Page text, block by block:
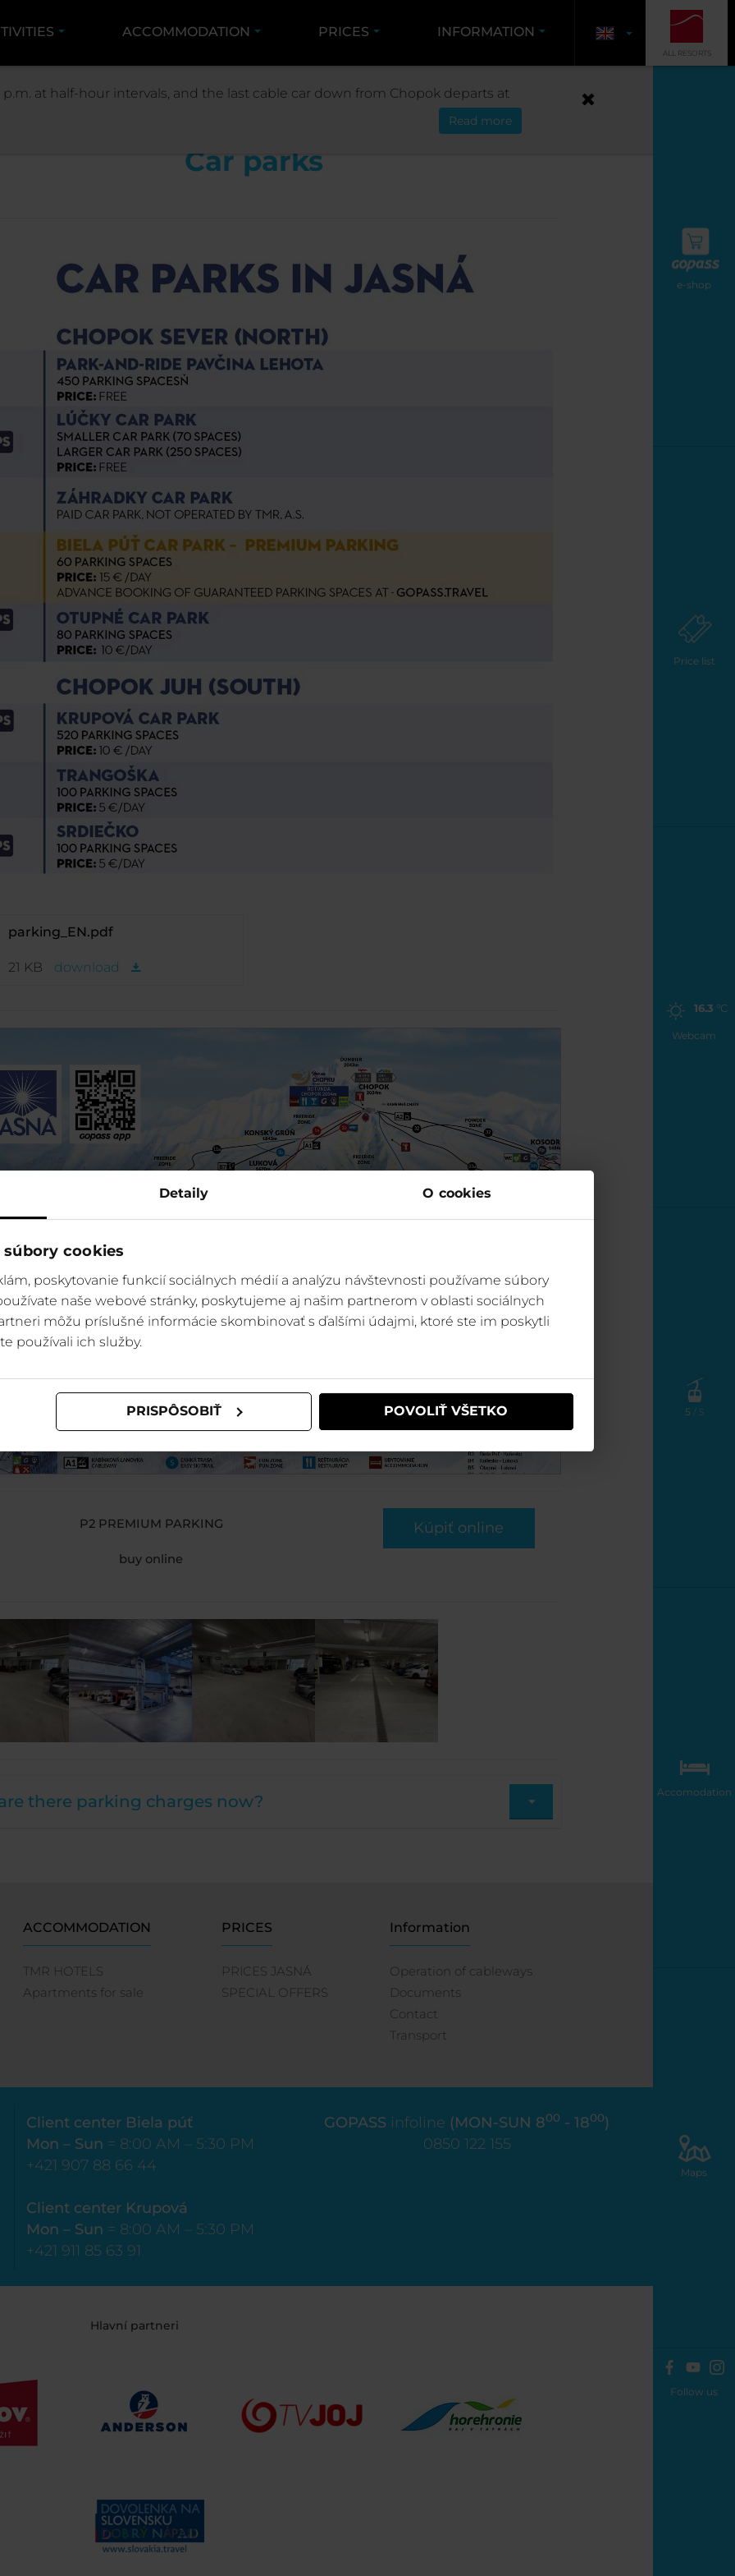
Detaily O cookies
cookies
poskytovanie funkcií sociálnych médií a analýzu návštevnosti používame súbory
naše webové stránky, poskytujeme aj našim partnerom v oblasti sociálnych
môžu príslušné informácie skombinovať s ďalšími údajmi, ktoré ste im poskytli
používali ich služby.
PRISPÔSOBIŤ POVOLIŤ VŠETKO
e-shop
Price list
16.3 °C
Webcam
5 / 5
Accomodation
Maps
Follow us
ACCOMMODATION PRICES INFORMATION
ALL RESORTS
INFORMATION TRANSPORT CAR PARKS
Car parks
parking_EN.pdf
21 KB download
P2 PREMIUM PARKING
buy online
Kúpiť online
there parking charges now?
ACCOMMODATION
TMR HOTELS
Apartments for sale
PRICES
PRICES JASNÁ
SPECIAL OFFERS
Information
Operation of cableways
Documents
Contact
Transport
Client center Biela púť
Mon – Sun = 8:00 AM – 5:30 PM
+421 907 88 66 44
Client center Krupová
Mon – Sun = 8:00 AM – 5:30 PM
+421 911 85 63 91
GOPASS infoline (MON-SUN 800 - 1800)
0850 122 155
Hlavní partneri
at half-hour intervals, and the last cable car down from Chopok departs at
Read more